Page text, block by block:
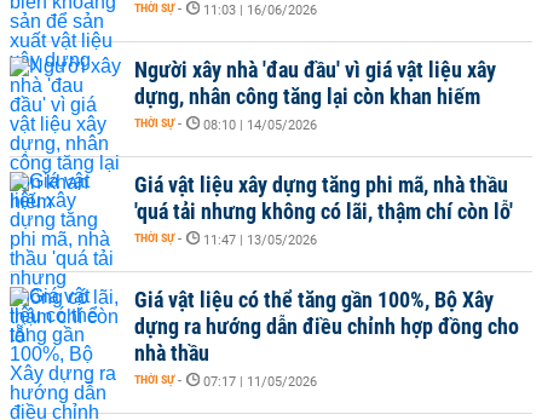
THỜI SỰ - 11:03 | 16/06/2026
Người xây nhà 'đau đầu' vì giá vật liệu xây
dựng, nhân công tăng lại còn khan hiếm
THỜI SỰ - 08:10 | 14/05/2026
Giá vật liệu xây dựng tăng phi mã, nhà thầu
'quá tải nhưng không có lãi, thậm chí còn lỗ'
THỜI SỰ - 11:47 | 13/05/2026
Giá vật liệu có thể tăng gần 100%, Bộ Xây
dựng ra hướng dẫn điều chỉnh hợp đồng cho
nhà thầu
THỜI SỰ - 07:17 | 11/05/2026